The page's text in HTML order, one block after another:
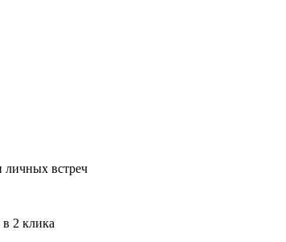
личных встреч
2 клика